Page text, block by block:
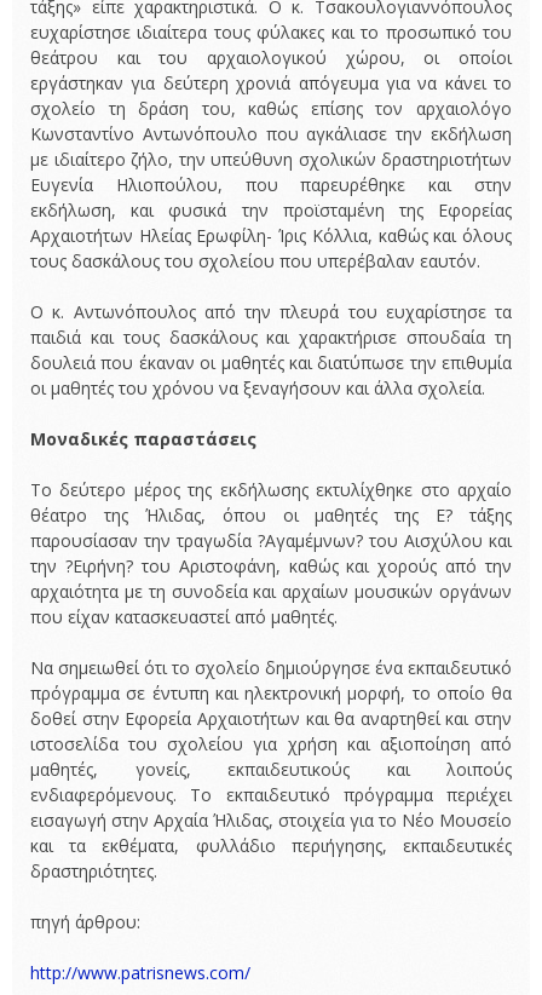
τάξης» είπε χαρακτηριστικά. Ο κ. Τσακουλογιαννόπουλος
ευχαρίστησε ιδιαίτερα τους φύλακες και το προσωπικό του
θεάτρου και του αρχαιολογικού χώρου, οι οποίοι
εργάστηκαν για δεύτερη χρονιά απόγευμα για να κάνει το
σχολείο τη δράση του, καθώς επίσης τον αρχαιολόγο
Κωνσταντίνο Αντωνόπουλο που αγκάλιασε την εκδήλωση
με ιδιαίτερο ζήλο, την υπεύθυνη σχολικών δραστηριοτήτων
Ευγενία Ηλιοπούλου, που παρευρέθηκε και στην
εκδήλωση, και φυσικά την προϊσταμένη της Εφορείας
Αρχαιοτήτων Ηλείας Ερωφίλη- Ίρις Κόλλια, καθώς και όλους
τους δασκάλους του σχολείου που υπερέβαλαν εαυτόν.
Ο κ. Αντωνόπουλος από την πλευρά του ευχαρίστησε τα
παιδιά και τους δασκάλους και χαρακτήρισε σπουδαία τη
δουλειά που έκαναν οι μαθητές και διατύπωσε την επιθυμία
οι μαθητές του χρόνου να ξεναγήσουν και άλλα σχολεία.
Μοναδικές παραστάσεις
Το δεύτερο μέρος της εκδήλωσης εκτυλίχθηκε στο αρχαίο
θέατρο της Ήλιδας, όπου οι μαθητές της Ε? τάξης
παρουσίασαν την τραγωδία ?Αγαμέμνων? του Αισχύλου και
την ?Ειρήνη? του Αριστοφάνη, καθώς και χορούς από την
αρχαιότητα με τη συνοδεία και αρχαίων μουσικών οργάνων
που είχαν κατασκευαστεί από μαθητές.
Να σημειωθεί ότι το σχολείο δημιούργησε ένα εκπαιδευτικό
πρόγραμμα σε έντυπη και ηλεκτρονική μορφή, το οποίο θα
δοθεί στην Εφορεία Αρχαιοτήτων και θα αναρτηθεί και στην
ιστοσελίδα του σχολείου για χρήση και αξιοποίηση από
μαθητές, γονείς, εκπαιδευτικούς και λοιπούς
ενδιαφερόμενους. Το εκπαιδευτικό πρόγραμμα περιέχει
εισαγωγή στην Αρχαία Ήλιδας, στοιχεία για το Νέο Μουσείο
και τα εκθέματα, φυλλάδιο περιήγησης, εκπαιδευτικές
δραστηριότητες.
πηγή άρθρου:
http://www.patrisnews.com/